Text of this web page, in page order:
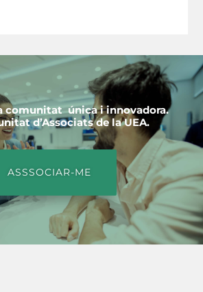
comunitat única i innovadora.
d’Associats de la UEA.
ASSSOCIAR-ME